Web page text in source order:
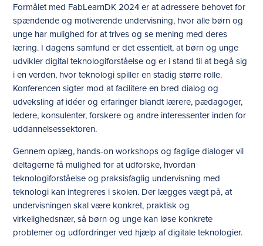
Formålet med FabLearnDK 2024 er at adressere behovet for
spændende og motiverende undervisning, hvor alle børn og
unge har mulighed for at trives og se mening med deres
læring. I dagens samfund er det essentielt, at børn og unge
udvikler digital teknologiforståelse og er i stand til at begå sig
i en verden, hvor teknologi spiller en stadig større rolle.
Konferencen sigter mod at facilitere en bred dialog og
udveksling af idéer og erfaringer blandt lærere, pædagoger,
ledere, konsulenter, forskere og andre interessenter inden for
uddannelsessektoren.
Gennem oplæg, hands-on workshops og faglige dialoger vil
deltagerne få mulighed for at udforske, hvordan
teknologiforståelse og praksisfaglig undervisning med
teknologi kan integreres i skolen. Der lægges vægt på, at
undervisningen skal være konkret, praktisk og
virkelighedsnær, så børn og unge kan løse konkrete
problemer og udfordringer ved hjælp af digitale teknologier.